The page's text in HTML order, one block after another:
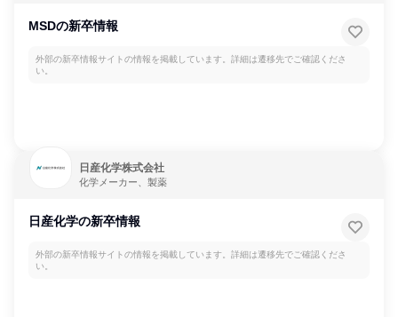
MSDの新卒情報
外部の新卒情報サイトの情報を掲載しています。詳細は遷移先でご確認くださ
い。
日産化学株式会社
化学メーカー、製薬
日産化学の新卒情報
外部の新卒情報サイトの情報を掲載しています。詳細は遷移先でご確認くださ
い。